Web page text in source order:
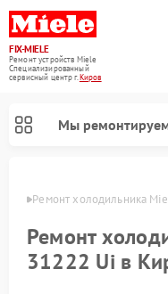
FIX-MIELE
Ремонт устройств Miele
Специализированный
cервисный центр г.Киров
Мы
Ремонт холодильника
Ремонт
31222 Ui в